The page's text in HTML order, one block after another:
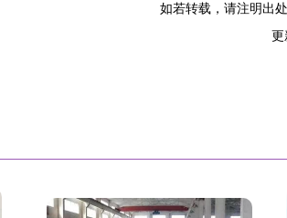
如若转载，请注明出
更